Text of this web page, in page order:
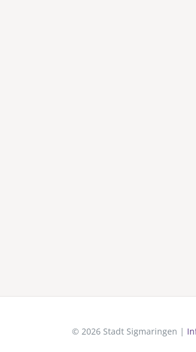
© 2026 Stadt Sigmaringen |